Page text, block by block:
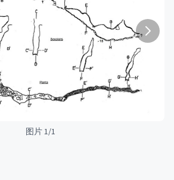
图片 1/1